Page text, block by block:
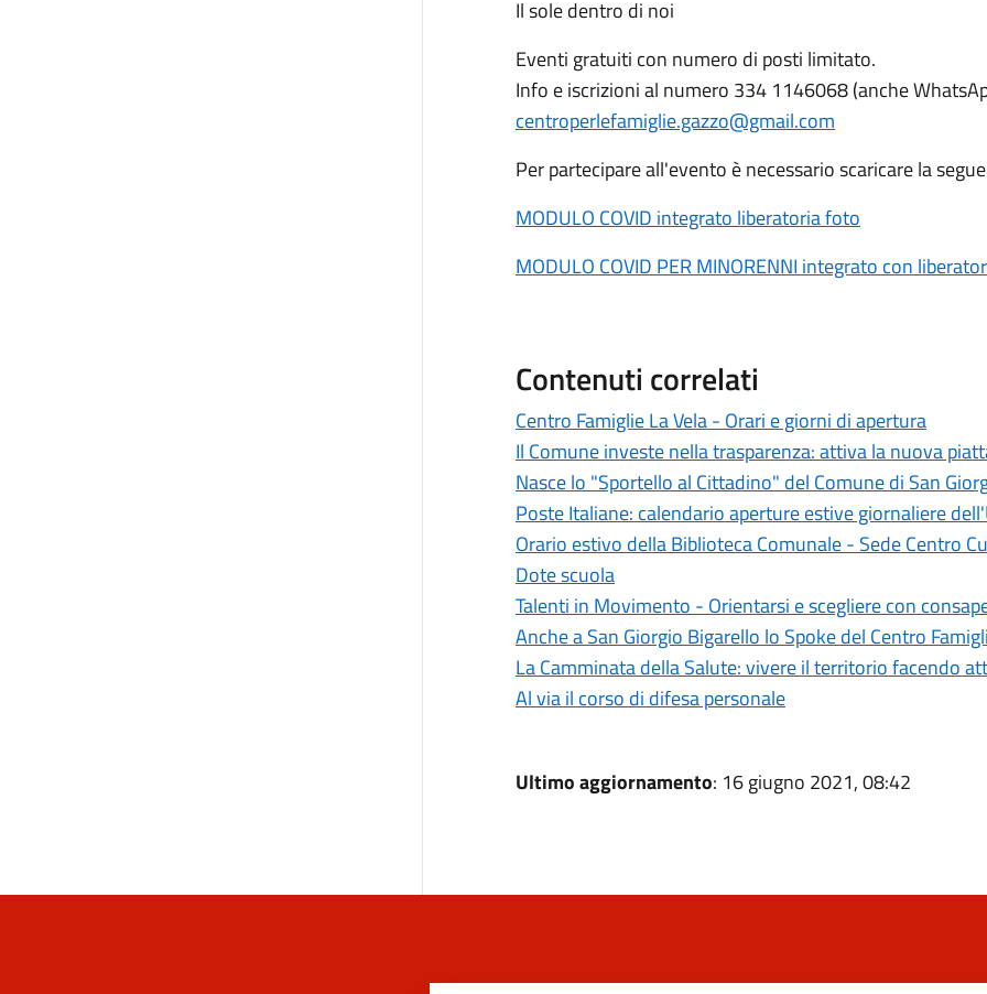
Il sole dentro di noi
Eventi gratuiti con numero di posti limitato.
Info e iscrizioni al numero 334 1146068 (anche
centroperlefamiglie.gazzo@gmail.com
Per partecipare all'evento è necessario scaricare la
MODULO COVID integrato liberatoria foto
MODULO COVID PER MINORENNI integrato con
Contenuti correlati
Centro Famiglie La Vela - Orari e giorni di apertura
Il Comune investe nella trasparenza: attiva la nuova
Nasce lo "Sportello al Cittadino" del Comune di San
Poste Italiane: calendario aperture estive giornaliere
Orario estivo della Biblioteca Comunale - Sede Centro
Dote scuola
Talenti in Movimento - Orientarsi e scegliere con
Anche a San Giorgio Bigarello lo Spoke del Centro
La Camminata della Salute: vivere il territorio facendo
Al via il corso di difesa personale
Ultimo aggiornamento: 16 giugno 2021, 08:42